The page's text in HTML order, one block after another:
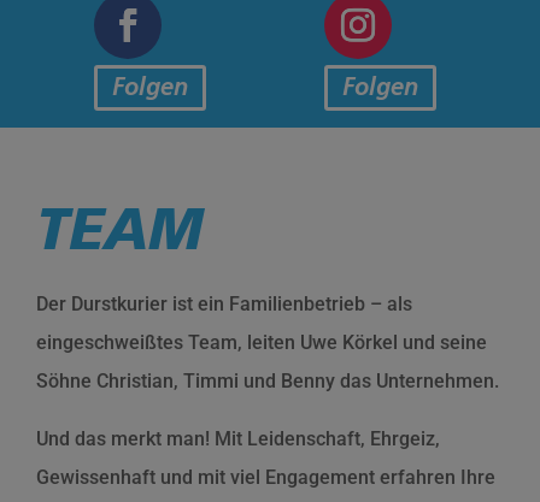
Folgen Folgen
TEAM
Der Durstkurier ist ein Familienbetrieb – als
eingeschweißtes Team, leiten Uwe Körkel und seine
Söhne Christian, Timmi und Benny das Unternehmen.
Und das merkt man! Mit Leidenschaft, Ehrgeiz,
Gewissenhaft und mit viel Engagement erfahren Ihre